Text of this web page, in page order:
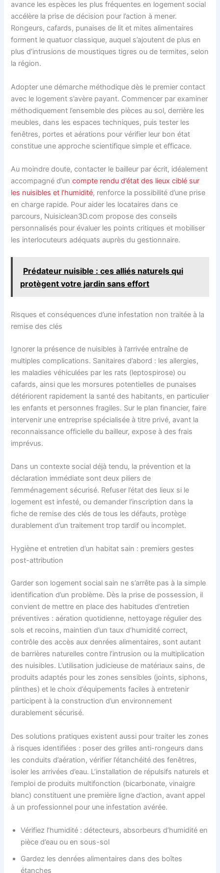
avance les espèces les plus fréquentes en logement social
accélère la prise de décision pour l’action à mener.
Rongeurs, cafards, punaises de lit et mites alimentaires
forment le quatuor classique, auquel s’ajoutent de plus en
plus d’intrusions de moustiques tigres ou de termites, selon
la région.
Adopter une démarche méthodique dès le premier contact
avec le logement s’avère payant. Commencer par examiner
méthodiquement l’ensemble des pièces au sol, derrière les
meubles, dans les espaces techniques, puis tester les
fenêtres, portes et aérations pour vérifier leur bon état
constitue une approche scientifique simple et efficace.
Au moindre doute, contacter le bailleur par écrit, idéalement
accompagné d’uncompte rendu d’état des lieux ciblé sur
les nuisibles et l’humidité, renforce la possibilité d’une prise
en charge rapide. Pour aider les locataires dans ce
parcours, Nuisiclean3D.com propose des conseils
personnalisés pour évaluer les points critiques et mobiliser
les interlocuteurs adéquats auprès du gestionnaire.
Prédateur nuisible : ces alliés naturels qui
protègent votre jardin sans effort
Risques et conséquences d’une infestation non traitée à la
remise des clés
Ignorer la présence de nuisibles à l’arrivée entraîne de
multiples complications. Sanitaires d’abord : les allergies,
les maladies véhiculées par les rats (leptospirose) ou
cafards, ainsi que les morsures potentielles de punaises
détériorent rapidement la santé des habitants, en particulier
les enfants et personnes fragiles. Sur le plan financier, faire
intervenir une entreprise spécialisée à titre privé, avant la
reconnaissance officielle du bailleur, expose à des frais
imprévus.
Dans un contexte social déjà tendu, la prévention et la
déclaration immédiate sont deux piliers de
l’emménagement sécurisé. Refuser l’état des lieux si le
logement est infesté, ou demander l’inscription dans la
fiche de remise des clés de tous les défauts, protège
durablement d’un traitement trop tardif ou incomplet.
Hygiène et entretien d’un habitat sain : premiers gestes
post-attribution
Garder son logement social sain ne s’arrête pas à la simple
identification d’un problème. Dès la prise de possession, il
convient de mettre en place des habitudes d’entretien
préventives : aération quotidienne, nettoyage régulier des
sols et recoins, maintien d’un taux d’humidité correct,
contrôle des accès aux denrées alimentaires, sont autant
de barrières naturelles contre l’intrusion ou la multiplication
des nuisibles. L’utilisation judicieuse de matériaux sains, de
produits adaptés pour les zones sensibles (joints, siphons,
plinthes) et le choix d’équipements faciles à entretenir
participent à la construction d’un environnement
durablement sécurisé.
Des solutions pratiques existent aussi pour traiter les zones
à risques identifiées : poser des grilles anti-rongeurs dans
les conduits d’aération, vérifier l’étanchéité des fenêtres,
isoler les arrivées d’eau. L’installation de répulsifs naturels et
l’emploi de produits multifonction (bicarbonate, vinaigre
blanc) constituent une première ligne d’action, avant appel
à un professionnel pour une infestation avérée.
Vérifiez l’humidité : détecteurs, absorbeurs d’humidité en
pièce d’eau ou en sous-sol
Gardez les denrées alimentaires dans des boîtes
étanches